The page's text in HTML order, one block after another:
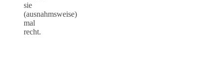
sie
(ausnahmsweise)
mal
recht.